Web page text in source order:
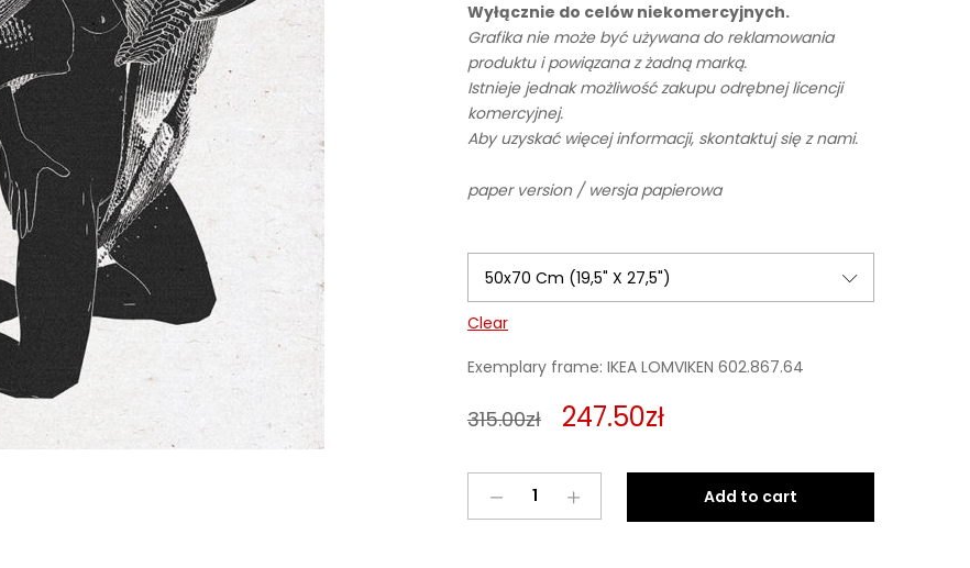
Wyłącznie do celów niekomercyjnych.
Grafika nie może być używana do reklamowania
produktu i powiązana z żadną marką.
Istnieje jednak możliwość zakupu odrębnej licencji
komercyjnej.
Aby uzyskać więcej informacji, skontaktuj się z nami.
paper version / wersja papierowa
Clear
Exemplary frame: IKEA LOMVIKEN 602.867.64
315.00zł 247.50zł
Learning
Add to cart